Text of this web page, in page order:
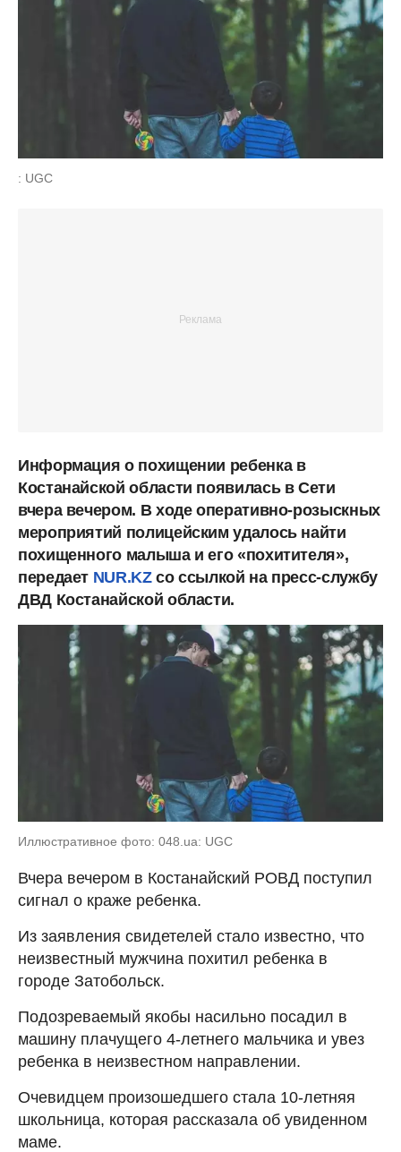
: UGC
Информация о похищении ребенка в
Костанайской области появилась в Сети
вчера вечером. В ходе оперативно-розыскных
мероприятий полицейским удалось найти
похищенного малыша и его «похитителя»,
передает NUR.KZсо ссылкой на пресс-службу
ДВД Костанайской области.
Иллюстративное фото: 048.ua: UGC
Вчера вечером в Костанайский РОВД поступил
сигнал о краже ребенка.
Из заявления свидетелей стало известно, что
неизвестный мужчина похитил ребенка в
городе Затобольск.
Подозреваемый якобы насильно посадил в
машину плачущего 4-летнего мальчика и увез
ребенка в неизвестном направлении.
Очевидцем произошедшего стала 10-летняя
школьница, которая рассказала об увиденном
маме.